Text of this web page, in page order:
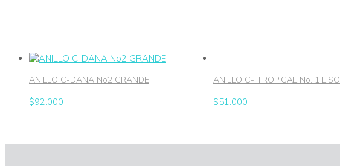
ANILLO C-DANA No2 GRANDE
$92.000
ANILLO C- TROPICAL No. 1 LISO
$51.000